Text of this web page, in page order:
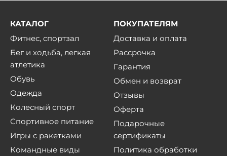
КАТАЛОГ
Фитнес, спортзал
Бег и ходьба, легкая
атлетика
Обувь
Одежда
Колесный спорт
Спортивное питание
Игры с ракетками
Командные виды
ПОКУПАТЕЛЯМ
Доставка и оплата
Рассрочка
Гарантия
Обмен и возврат
Отзывы
Оферта
Подарочные
сертификаты
Политика обработки